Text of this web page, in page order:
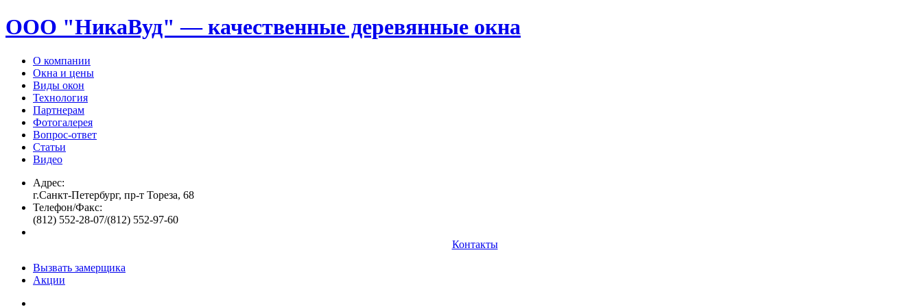
ООО "НикаВуд" — качественные деревянные окна
О компании
Окна и цены
Виды окон
Технология
Партнерам
Фотогалерея
Вопрос-ответ
Статьи
Видео
Адрес:
г.Санкт-Петербург, пр-т Тореза, 68
Телефон/Факс:
(812) 552-28-07/(812) 552-97-60
Контакты
Вызвать замерщика
Акции